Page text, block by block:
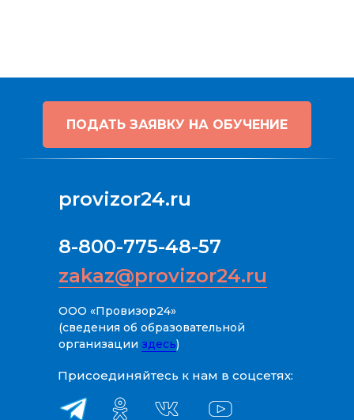
ПОДАТЬ ЗАЯВКУ НА ОБУЧЕНИЕ
8-800-775-48-57
zakaz@provizor24.ru
ООО «Провизор24»
(сведения об образовательной
организации здесь)
provizor24.ru
Присоединяйтесь к нам в соцсетях: